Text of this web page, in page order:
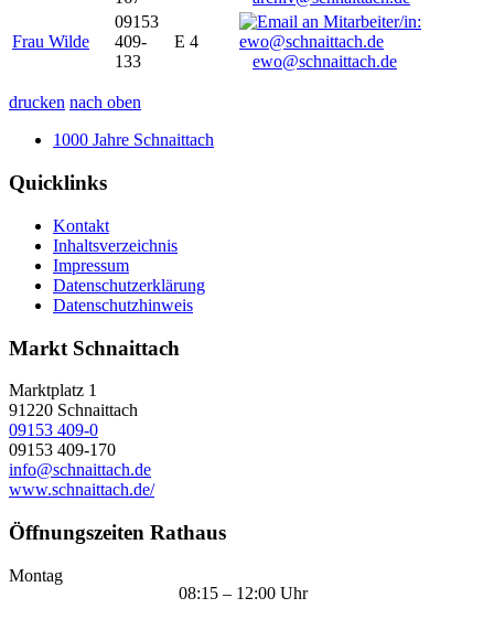
Frau Wilde
09153
409-
133
E 4
ewo@schnaittach.de
drucken nach oben
1000 Jahre Schnaittach
Quicklinks
Kontakt
Inhaltsverzeichnis
Impressum
Datenschutzerklärung
Datenschutzhinweis
Markt Schnaittach
Marktplatz 1
91220 Schnaittach
09153 409-0
09153 409-170
info@schnaittach.de
www.schnaittach.de/
Öffnungszeiten Rathaus
Montag
08:15 – 12:00 Uhr